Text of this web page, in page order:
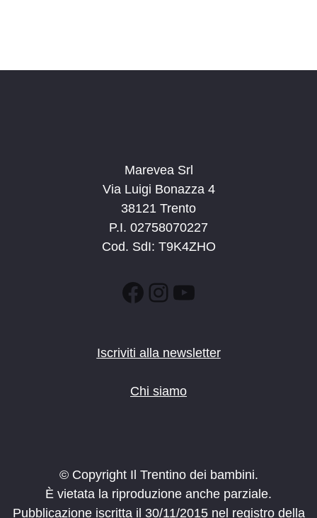
Marevea Srl
Via Luigi Bonazza 4
38121 Trento
P.I. 02758070227
Cod. SdI: T9K4ZHO
Facebook
Instagram
YouTube
Iscriviti alla newsletter
Chi siamo
© Copyright Il Trentino dei bambini.
È vietata la riproduzione anche parziale.
Pubblicazione iscritta il 30/11/2015 nel registro della